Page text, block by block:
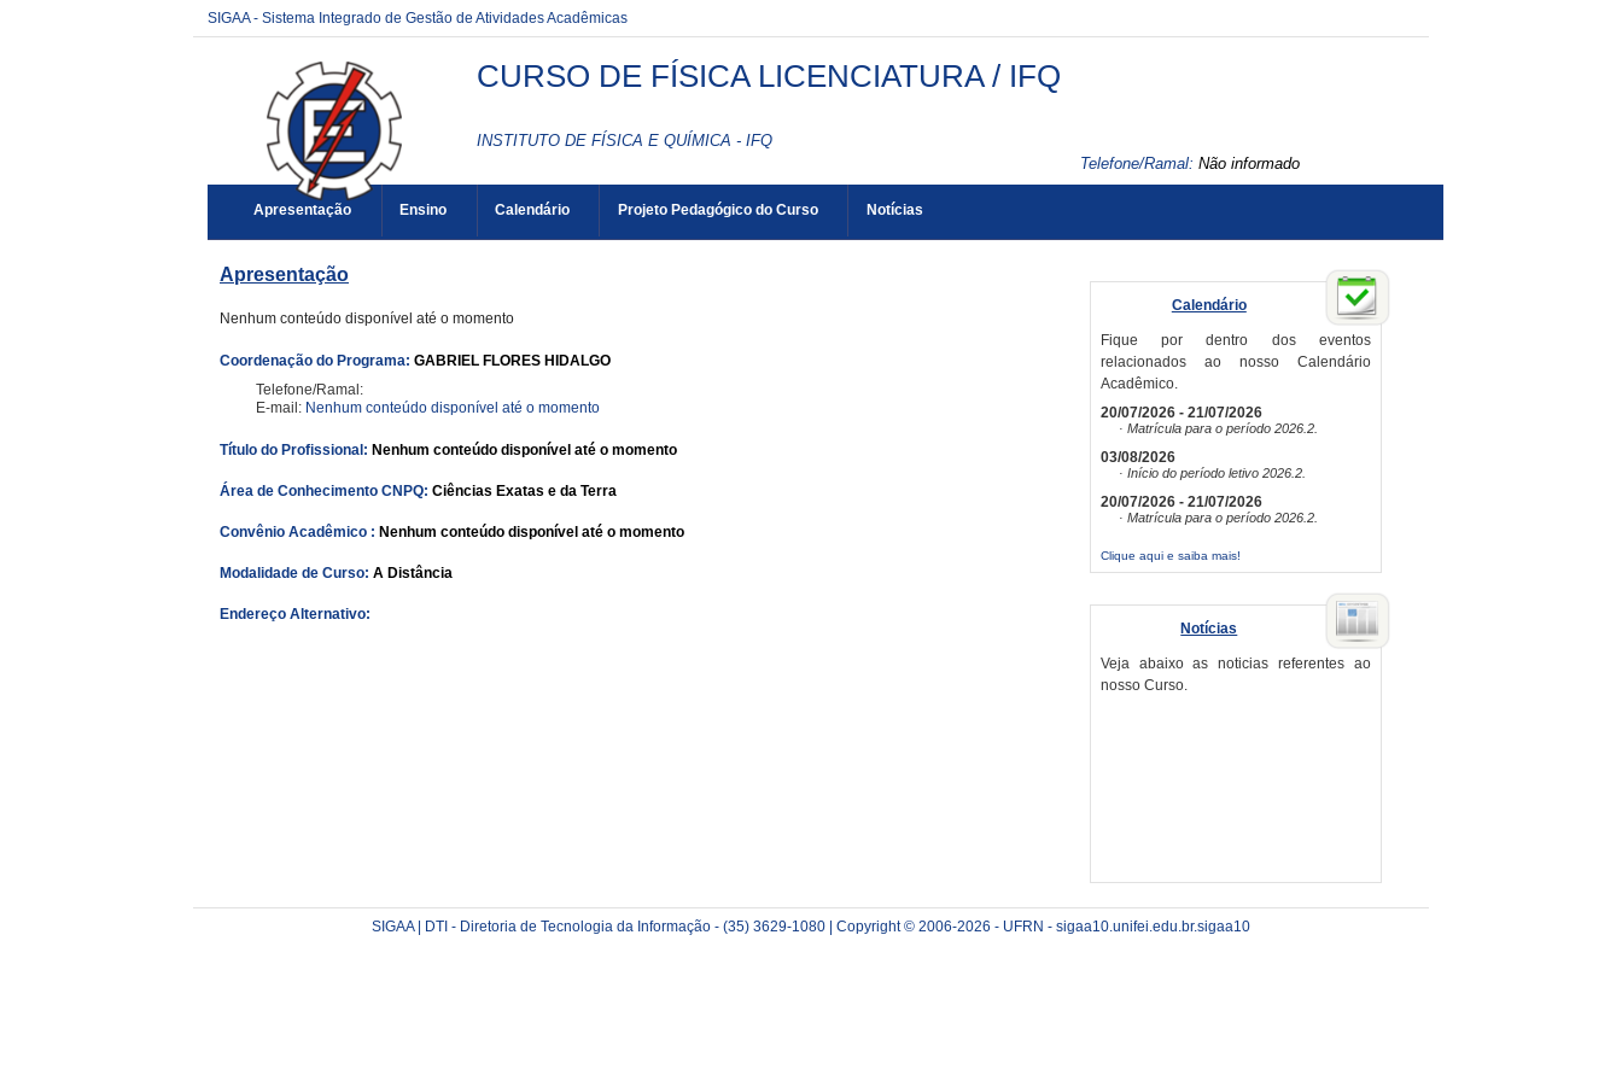
SIGAA - Sistema Integrado de Gestão de Atividades Acadêmicas
CURSO DE FÍSICA LICENCIATURA / IFQ
INSTITUTO DE FÍSICA E QUÍMICA - IFQ
Telefone/Ramal: Não informado
Apresentação Ensino Calendário Projeto Pedagógico do Curso Notícias
Apresentação
Nenhum conteúdo disponível até o momento
Coordenação do Programa: GABRIEL FLORES HIDALGO
Telefone/Ramal:
E-mail: Nenhum conteúdo disponível até o momento
Título do Profissional: Nenhum conteúdo disponível até o momento
Área de Conhecimento CNPQ: Ciências Exatas e da Terra
Convênio Acadêmico : Nenhum conteúdo disponível até o momento
Modalidade de Curso: A Distância
Endereço Alternativo:
Calendário
Fique por dentro dos eventos
relacionados ao nosso Calendário
Acadêmico.
20/07/2026 - 21/07/2026
· Matrícula para o período 2026.2.
03/08/2026
· Início do período letivo 2026.2.
20/07/2026 - 21/07/2026
· Matrícula para o período 2026.2.
Clique aqui e saiba mais!
Notícias
Veja abaixo as noticias referentes ao
nosso Curso.
SIGAA | DTI - Diretoria de Tecnologia da Informação - (35) 3629-1080 | Copyright © 2006-2026 - UFRN - sigaa10.unifei.edu.br.sigaa10